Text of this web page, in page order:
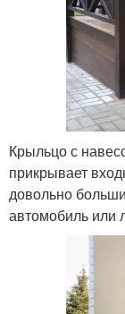
Крыльцо с
прикрывает
довольно
автомобиль или